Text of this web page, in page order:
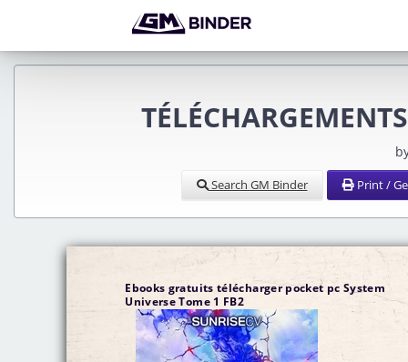
Search GM Binder Print /
Ebooks gratuits télécharger pocket pc System
Universe Tome 1 FB2